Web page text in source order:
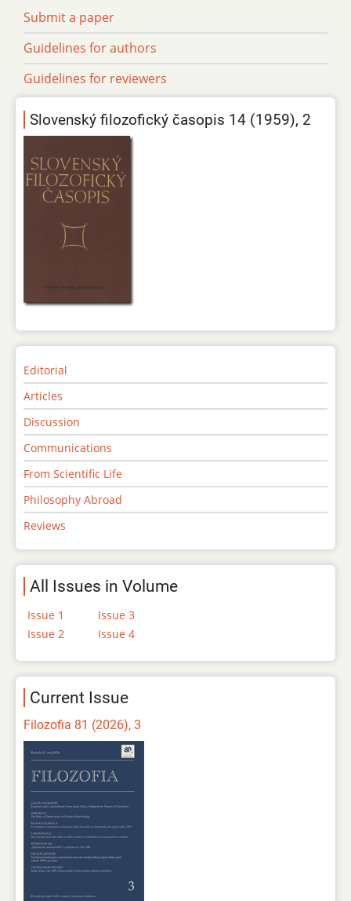
Submit a paper
Guidelines for authors
Guidelines for reviewers
Slovenský filozofický časopis 14 (1959), 2
Editorial
Articles
Discussion
Communications
From Scientific Life
Philosophy Abroad
Reviews
All Issues in Volume
Issue 1
Issue 2
Issue 3
Issue 4
Current Issue
Filozofia 81 (2026), 3